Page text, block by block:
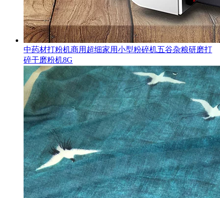
中药材打粉机商用超细家用小型粉碎机五谷杂粮研磨打
碎干磨粉机8G